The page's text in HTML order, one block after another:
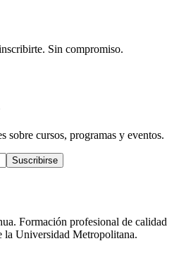
Sin compromiso.
sobre cursos, programas y eventos.
Suscribirse
Formación profesional de calidad
la Universidad Metropolitana.